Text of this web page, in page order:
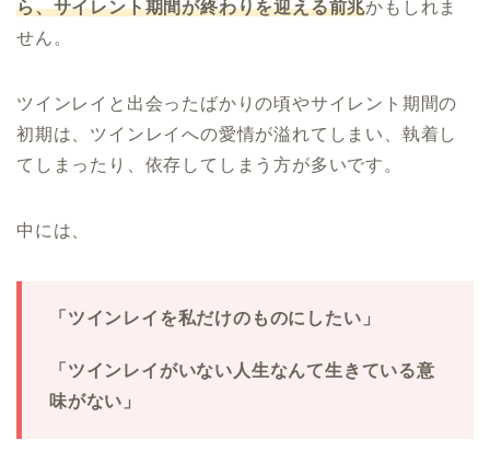
ら、サイレント期間が終わりを迎える前兆かもしれま
せん。
ツインレイと出会ったばかりの頃やサイレント期間の
初期は、ツインレイへの愛情が溢れてしまい、執着し
てしまったり、依存してしまう方が多いです。
中には、
「ツインレイを私だけのものにしたい」
「ツインレイがいない人生なんて生きている意
味がない」